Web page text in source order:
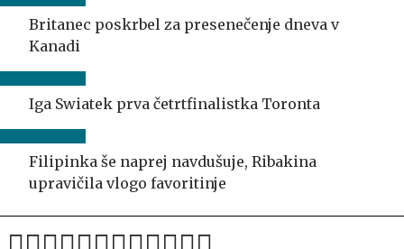
Britanec poskrbel za presenečenje dneva v
Kanadi
Iga Swiatek prva četrtfinalistka Toronta
Filipinka še naprej navdušuje, Ribakina
upravičila vlogo favoritinje